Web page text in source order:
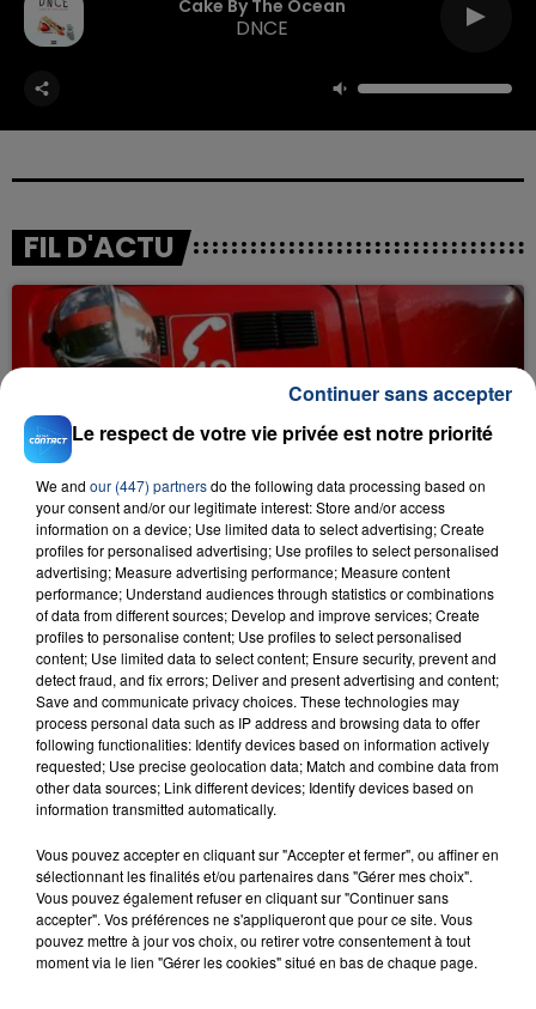
Cake By The Ocean
DNCE
FIL D'ACTU
23 juillet 2026
INCENDIE MORTEL À LENS : UNE FEMME ET
SON BÉBÉ ENTRE LA VIE ET LA...
Un homme s'est immolé par le feu après avoir
aspergé sa compagne et leur bébé de trois mois
d'un liquide inflammable.
20 juillet 2026
UNE ADOLESCENTE DEVANT SE FAIRE
La famille a porté plainte contre la clinique qui a
reconnu sa responsabilité et présenté ses
excuses.
TITRES DIFFUSÉS
Le respect de votre vie privée est notre priorité
We and our (447) partnersdo the following data processing based on
your consent and/or our legitimate interest: Store and/or access
information on a device; Use limited data to select advertising; Create
profiles for personalised advertising; Use profiles to select personalised
advertising; Measure advertising performance; Measure content
performance; Understand audiences through statistics or combinations
of data from different sources; Develop and improve services; Create
profiles to personalise content; Use profiles to select personalised
content; Use limited data to select content; Ensure security, prevent and
detect fraud, and fix errors; Deliver and present advertising and content;
Save and communicate privacy choices. These technologies may
process personal data such as IP address and browsing data to offer
following functionalities: Identify devices based on information actively
requested; Use precise geolocation data; Match and combine data from
other data sources; Link different devices; Identify devices based on
information transmitted automatically.
Vous pouvez accepter en cliquant sur "Accepter et fermer", ou affiner en
sélectionnant les finalités et/ou partenaires dans "Gérer mes choix".
Vous pouvez également refuser en cliquant sur "Continuer sans
accepter". Vos préférences ne s'appliqueront que pour ce site. Vous
pouvez mettre à jour vos choix, ou retirer votre consentement à tout
moment via le lien "Gérer les cookies" situé en bas de chaque page.
Continuer sans accepter